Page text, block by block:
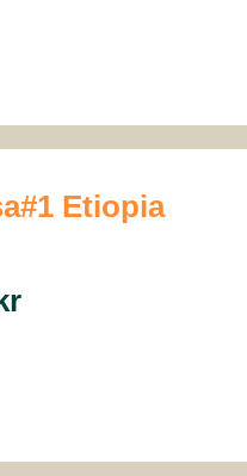
Etiopia